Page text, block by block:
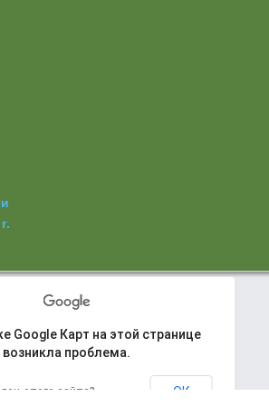
Ошибка
Google Карт на этой странице
возникла проблема.
этого сайта? ОК